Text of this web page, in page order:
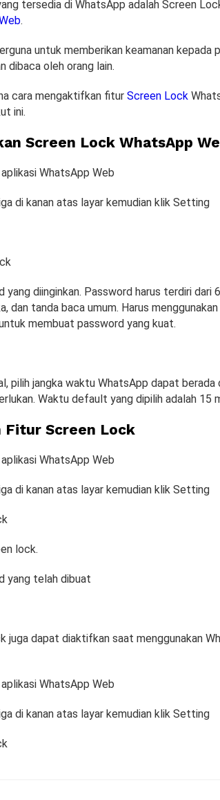
tersedia di WhatsApp adalah Screen
.
untuk memberikan keamanan kepada
dibaca oleh orang lain.
cara mengaktifkan fitur Screen Lock
ini.
Screen Lock WhatsApp
WhatsApp Web
di kanan atas layar kemudian klik Setting
yang diinginkan. Password harus terdiri dari
dan tanda baca umum. Harus
membuat password yang kuat.
pilih jangka waktu WhatsApp dapat
Waktu default yang dipilih adalah 15
Fitur Screen Lock
WhatsApp Web
di kanan atas layar kemudian klik Setting
lock.
yang telah dibuat
juga dapat diaktifkan saat menggunakan
WhatsApp Web
di kanan atas layar kemudian klik Setting